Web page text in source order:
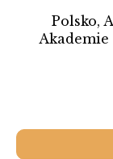
Polsko,
70 mm,